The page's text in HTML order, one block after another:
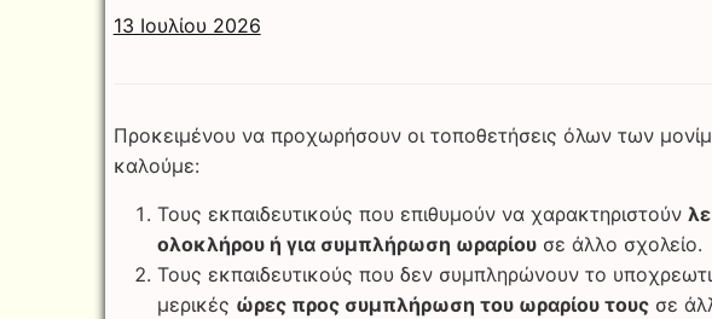
13 Ιουλίου 2026
Προκειμένου να προχωρήσουν οι τοποθετήσεις όλων των
καλούμε:
Τους εκπαιδευτικούς που επιθυμούν να χαρακτηριστούν
ολοκλήρου ή για συμπλήρωση ωραρίουσε άλλο σχολείο.
Τους εκπαιδευτικούς που δεν συμπληρώνουν το
μερικές ώρες προς συμπλήρωση του ωραρίου τουςσε